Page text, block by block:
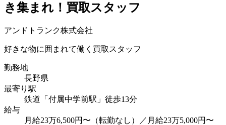
き集まれ！買取スタッフ
アンドトランク株式会社
好きな物に囲まれて働く買取スタッフ
勤務地
長野県
最寄り駅
鉄道「付属中学前駅」徒歩13分
給与
月給23万6,500円〜（転勤なし）／月給23万5,000円〜